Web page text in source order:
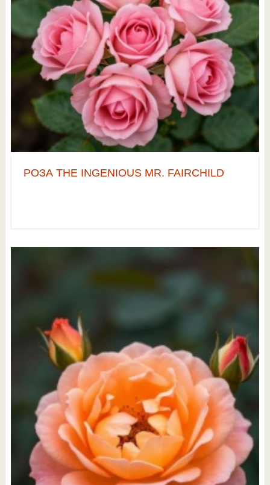
РОЗА THE INGENIOUS MR. FAIRCHILD